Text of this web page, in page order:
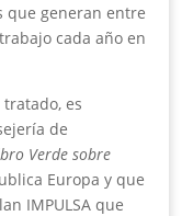
que generan entre
cada año en
es
de
Verde sobre
Europa y que
IMPULSA que